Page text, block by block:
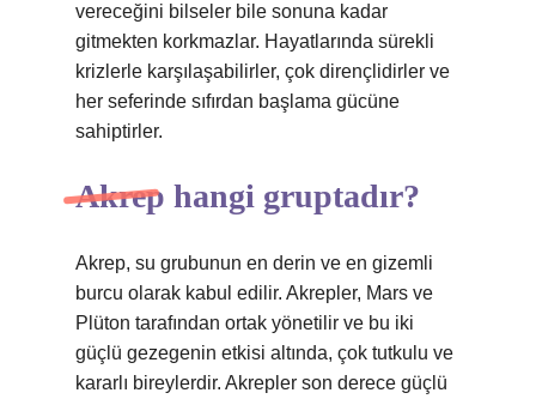
vereceğini bilseler bile sonuna kadar
gitmekten korkmazlar. Hayatlarında sürekli
krizlerle karşılaşabilirler, çok dirençlidirler ve
her seferinde sıfırdan başlama gücüne
sahiptirler.
Akrep hangi gruptadır?
Akrep, su grubunun en derin ve en gizemli
burcu olarak kabul edilir. Akrepler, Mars ve
Plüton tarafından ortak yönetilir ve bu iki
güçlü gezegenin etkisi altında, çok tutkulu ve
kararlı bireylerdir. Akrepler son derece güçlü